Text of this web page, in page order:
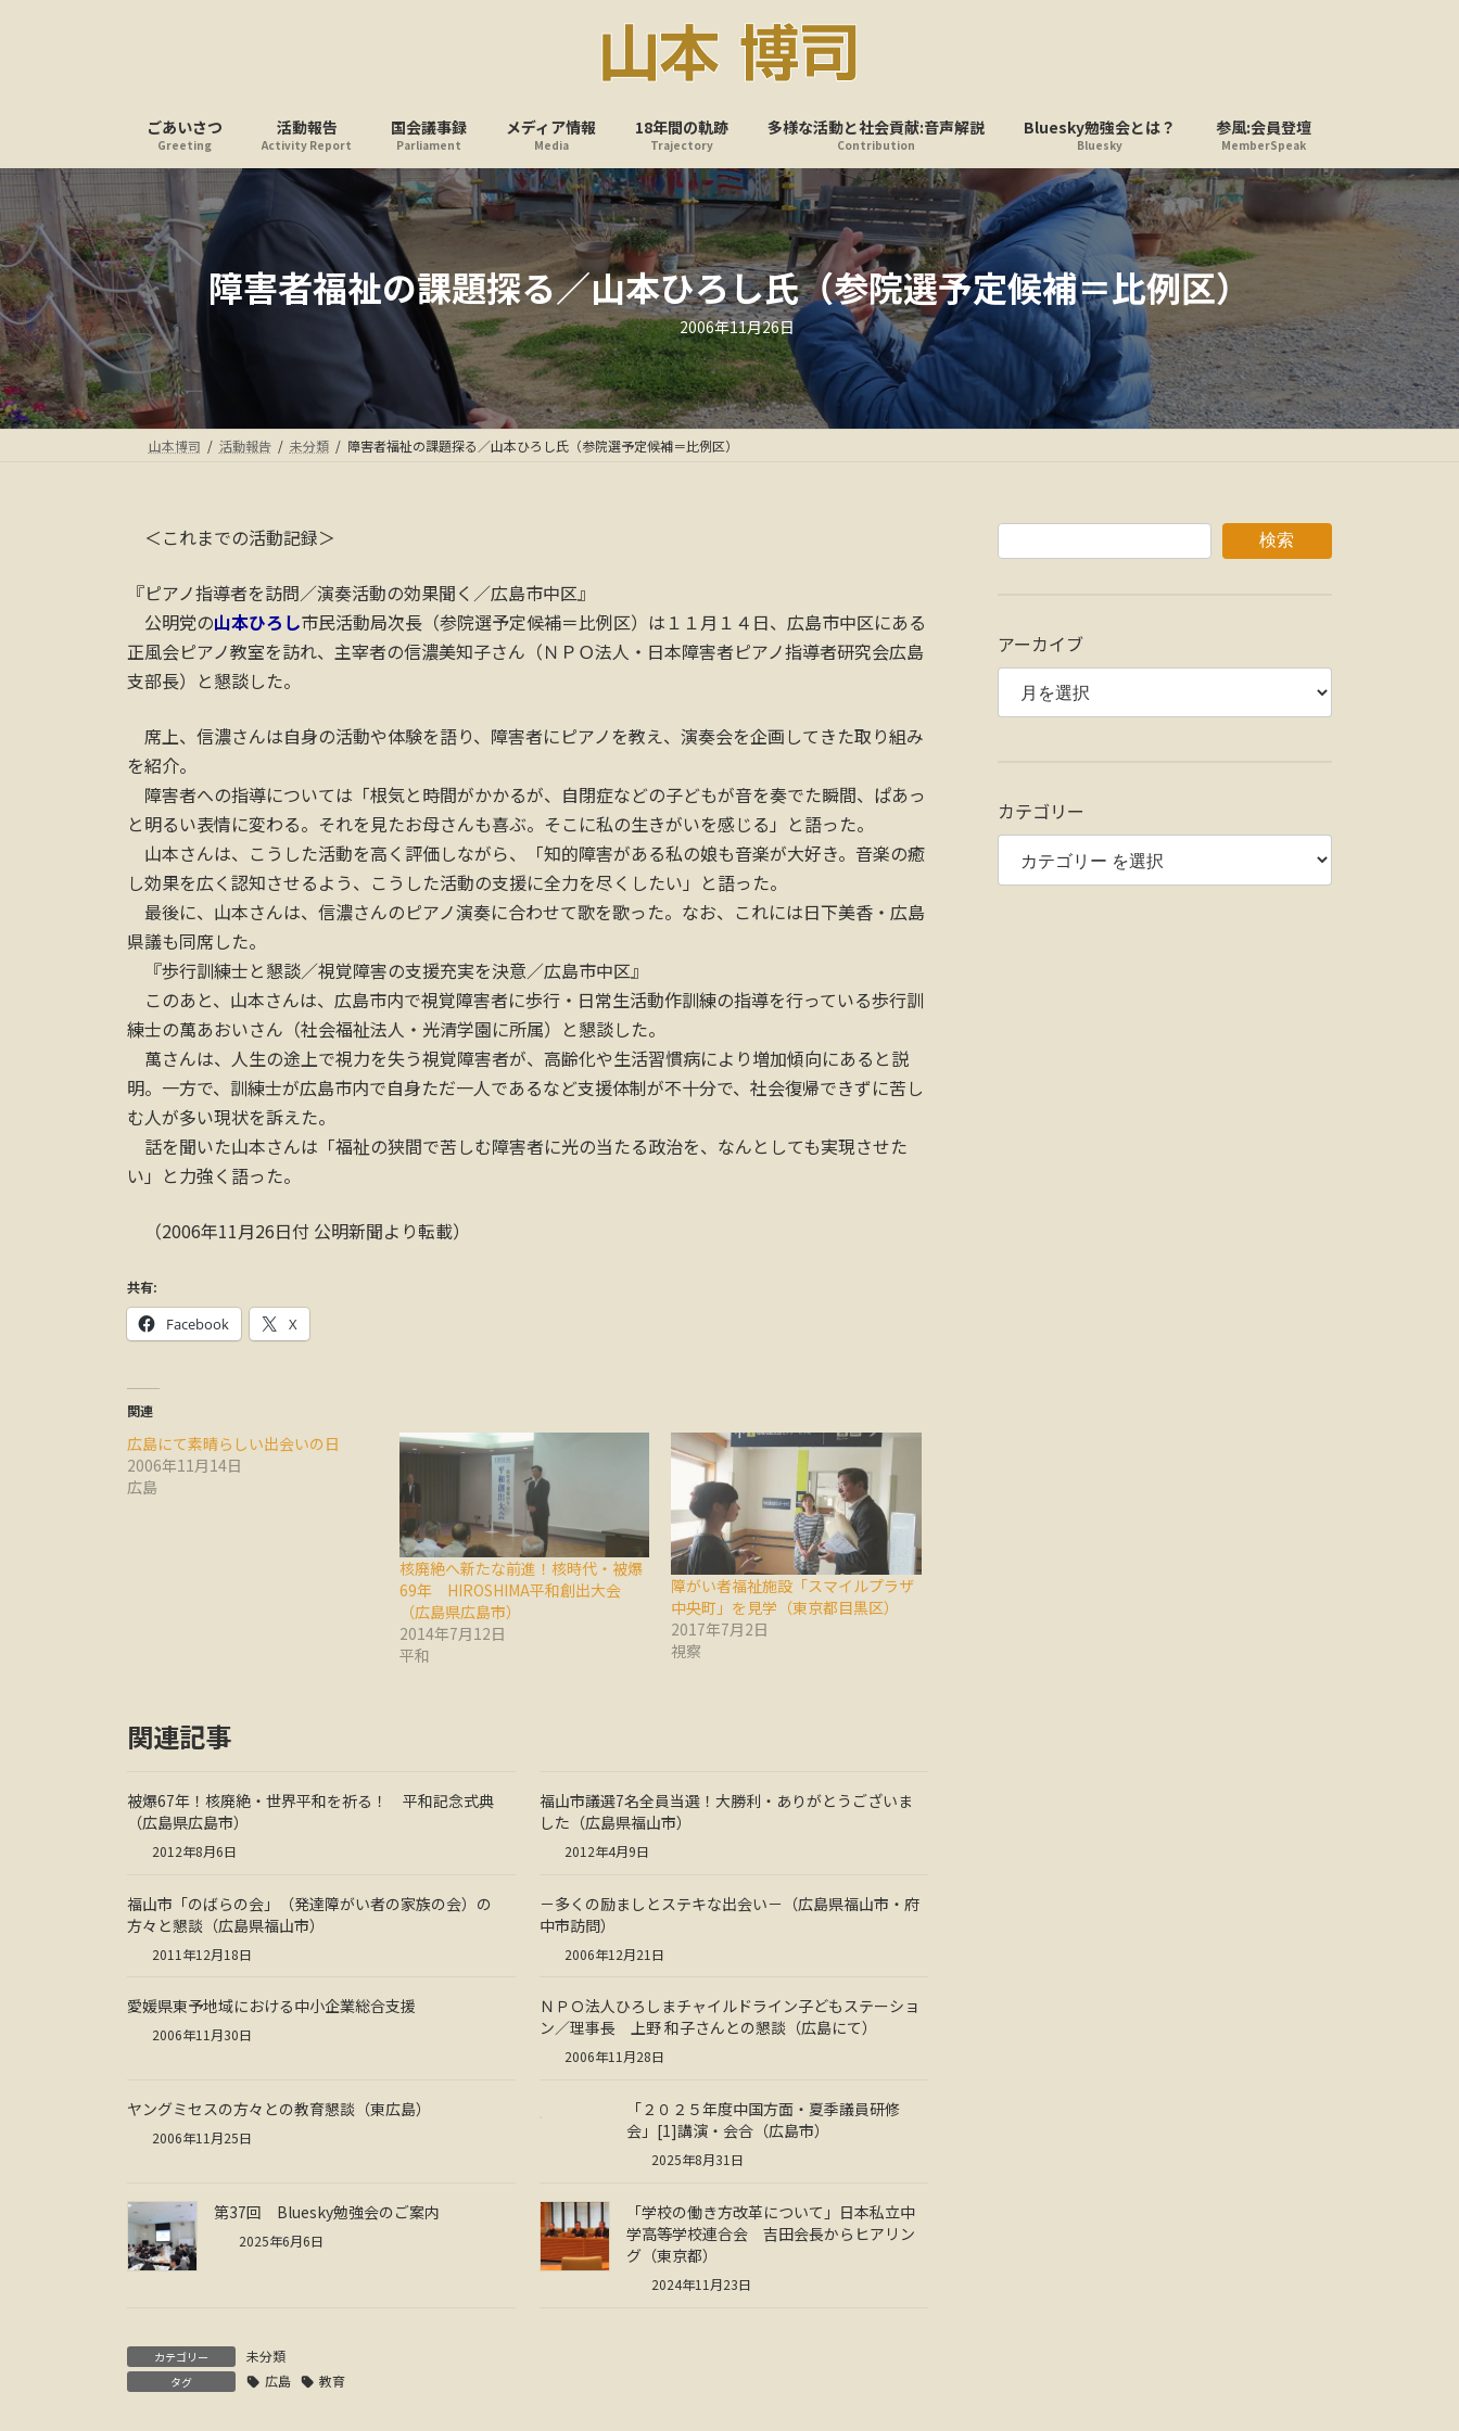
ス
キ
プ
ン
に
動
ごあいさつ
Greeting
活動報告
Activity Report
国会議事録
Parliament
メディア情報
Media
18年間の軌跡
Trajectory
多様な活動と社会貢献:音声解説
Contribution
Bluesky勉強会とは？
Bluesky
参風:会員登壇
MemberSpeak
障害者福祉の課題探る／山本ひろし氏（参院選予定候補＝比例区）
最
終
更
新
日
時
:
2006年11月26日
山本博司 活動報告 未分類 障害者福祉の課題探る／山本ひろし氏（参院選予定候補＝比例区）
＜これまでの活動記録＞
『ピアノ指導者を訪問／演奏活動の効果聞く／広島市中区』
公明党の山本ひろし市民活動局次長（参院選予定候補＝比例区）は１１月１４日、広島市中区にある
正風会ピアノ教室を訪れ、主宰者の信濃美知子さん（ＮＰＯ法人・日本障害者ピアノ指導者研究会広島
支部長）と懇談した。
席上、信濃さんは自身の活動や体験を語り、障害者にピアノを教え、演奏会を企画してきた取り組み
を紹介。
障害者への指導については「根気と時間がかかるが、自閉症などの子どもが音を奏でた瞬間、ぱあっ
と明るい表情に変わる。それを見たお母さんも喜ぶ。そこに私の生きがいを感じる」と語った。
山本さんは、こうした活動を高く評価しながら、「知的障害がある私の娘も音楽が大好き。音楽の癒
し効果を広く認知させるよう、こうした活動の支援に全力を尽くしたい」と語った。
最後に、山本さんは、信濃さんのピアノ演奏に合わせて歌を歌った。なお、これには日下美香・広島
県議も同席した。
『歩行訓練士と懇談／視覚障害の支援充実を決意／広島市中区』
このあと、山本さんは、広島市内で視覚障害者に歩行・日常生活動作訓練の指導を行っている歩行訓
練士の萬あおいさん（社会福祉法人・光清学園に所属）と懇談した。
萬さんは、人生の途上で視力を失う視覚障害者が、高齢化や生活習慣病により増加傾向にあると説
明。一方で、訓練士が広島市内で自身ただ一人であるなど支援体制が不十分で、社会復帰できずに苦し
む人が多い現状を訴えた。
話を聞いた山本さんは「福祉の狭間で苦しむ障害者に光の当たる政治を、なんとしても実現させた
い」と力強く語った。
（2006年11月26日付 公明新聞より転載）
共有:
Facebook X
関連
広島にて素晴らしい出会いの日
2006年11月14日
広島
核廃絶へ新たな前進！核時代・被爆
69年 HIROSHIMA平和創出大会
（広島県広島市）
2014年7月12日
平和
障がい者福祉施設「スマイルプラザ
中央町」を見学（東京都目黒区）
2017年7月2日
視察
関連記事
被爆67年！核廃絶・世界平和を祈る！ 平和記念式典
（広島県広島市）
2012年8月6日
福山市議選7名全員当選！大勝利・ありがとうございま
した（広島県福山市）
2012年4月9日
福山市「のばらの会」（発達障がい者の家族の会）の
方々と懇談（広島県福山市）
2011年12月18日
－多くの励ましとステキな出会い－（広島県福山市・府
中市訪問）
2006年12月21日
愛媛県東予地域における中小企業総合支援
2006年11月30日
ＮＰＯ法人ひろしまチャイルドライン子どもステーショ
ン／理事長 上野 和子さんとの懇談（広島にて）
2006年11月28日
ヤングミセスの方々との教育懇談（東広島）
2006年11月25日
「２０２５年度中国方面・夏季議員研修
会」[1]講演・会合（広島市）
2025年8月31日
第37回 Bluesky勉強会のご案内
2025年6月6日
「学校の働き方改革について」日本私立中
学高等学校連合会 吉田会長からヒアリン
グ（東京都）
2024年11月23日
カテゴリー 未分類
タグ 広島 教育
検索
アーカイブ
カテゴリー